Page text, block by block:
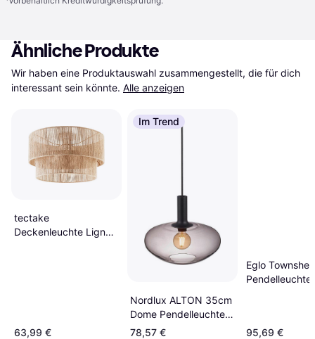
Ähnliche Produkte
Wir haben eine Produktauswahl zusammengestellt, die für dich
interessant sein könnte. Alle anzeigen
tectake
Deckenleuchte Lignea
63,99 €
Im Trend
Nordlux ALTON 35cm
Dome Pendelleuchte
∅ 35cm
78,57 €
Eglo
Pendelleuchte
95,69 €